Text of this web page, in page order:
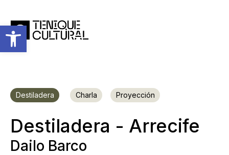
Abrir barra de herramientas
Destiladera Charla Proyección
Destiladera - Arrecife
Dailo Barco